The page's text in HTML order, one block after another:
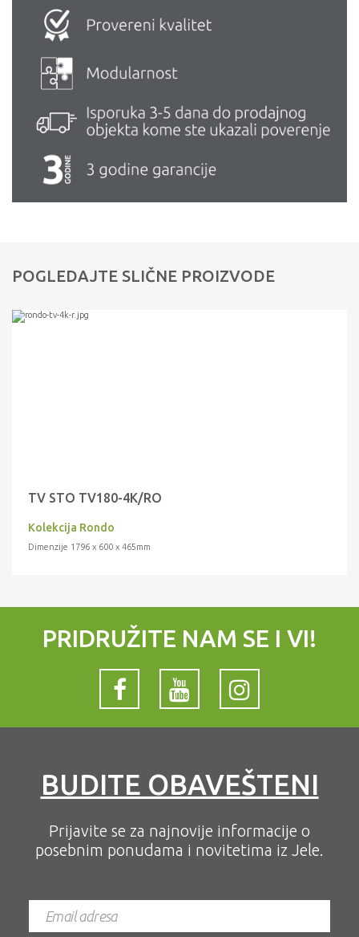
POGLEDAJTE SLIČNE PROIZVODE
TV STO TV180-4K/RO
Kolekcija Rondo
Dimenzije 1796 x 600 x 465mm
PRIDRUŽITE NAM SE I VI!
BUDITE OBAVEŠTENI
Prijavite se za najnovije informacije o
posebnim ponudama i novitetima iz Jele.